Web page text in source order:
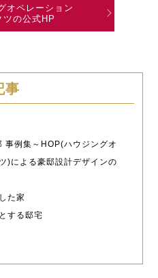
オペレーション
ツの公式HP
事
事例集～HOP(ハウジングオ
)による豪邸設計デザインの
た家
する邸宅